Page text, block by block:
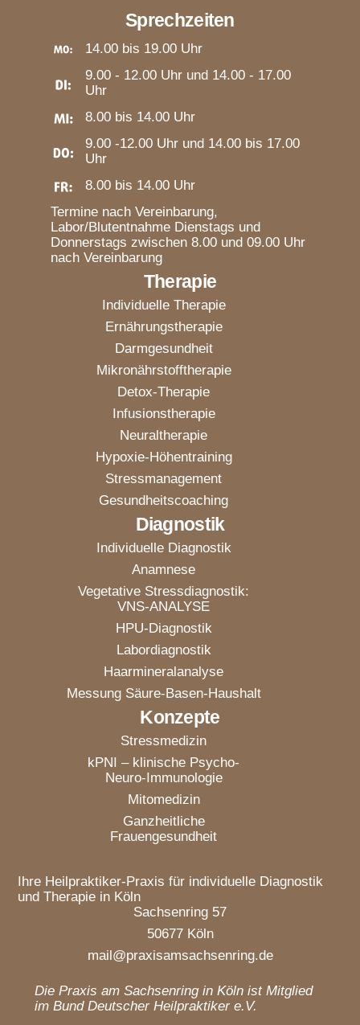
Ihre Heilpraktiker-Praxis für individuelle Diagnostik
und Therapie in Köln
Sachsenring 57
50677 Köln
mail@praxisamsachsenring.de
Die Praxis am Sachsenring in Köln ist Mitglied
im Bund Deutscher Heilpraktiker e.V.
Konzepte
Stressmedizin
kPNI – klinische Psycho-
Neuro-Immunologie
Mitomedizin
Ganzheitliche
Frauengesundheit
Diagnostik
Individuelle Diagnostik
Anamnese
Vegetative Stressdiagnostik:
VNS-ANALYSE
HPU-Diagnostik
Labordiagnostik
Haarmineralanalyse
Messung Säure-Basen-Haushalt
Therapie
Individuelle Therapie
Ernährungstherapie
Darmgesundheit
Mikronährstofftherapie
Detox-Therapie
Infusionstherapie
Neuraltherapie
Hypoxie-Höhentraining
Stressmanagement
Gesundheitscoaching
Sprechzeiten
14.00 bis 19.00 Uhr
9.00 - 12.00 Uhr und 14.00 - 17.00
Uhr
8.00 bis 14.00 Uhr
9.00 -12.00 Uhr und 14.00 bis 17.00
Uhr
8.00 bis 14.00 Uhr
Termine nach Vereinbarung,
Labor/Blutentnahme Dienstags und
Donnerstags zwischen 8.00 und 09.00 Uhr
nach Vereinbarung